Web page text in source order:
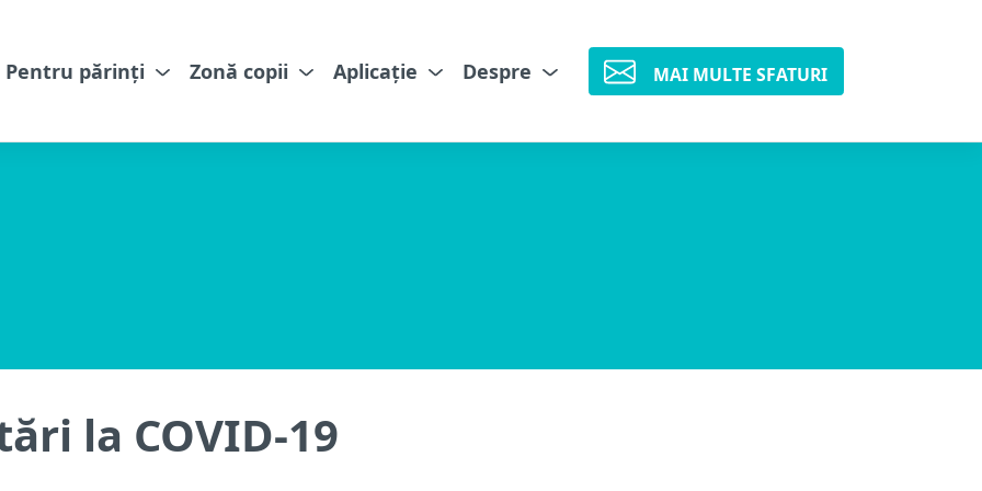
Pentru părinți Zonă copii Aplicație Despre MAI MULTE SFATURI
la COVID-19